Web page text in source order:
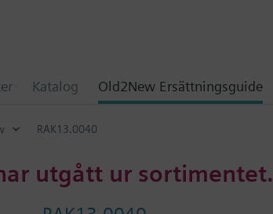
Katalog Old2New Ersättningsguide
RAK13.0040
utgått ur sortimentet.